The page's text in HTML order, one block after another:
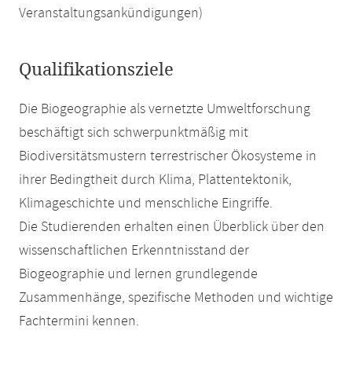
Veranstaltungsankündigungen)
Qualifikationsziele
Die Biogeographie als vernetzte Umweltforschung
beschäftigt sich schwerpunktmäßig mit
Biodiversitätsmustern terrestrischer Ökosysteme in
ihrer Bedingtheit durch Klima, Plattentektonik,
Klimageschichte und menschliche Eingriffe.
Die Studierenden erhalten einen Überblick über den
wissenschaftlichen Erkenntnisstand der
Biogeographie und lernen grundlegende
Zusammenhänge, spezifische Methoden und wichtige
Fachtermini kennen.